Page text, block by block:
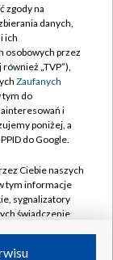
zgody na
danych,
ich
osobowych przez
„TVP”),
Zaufanych
tym do
i
poniżej, a
do Google.
Ciebie naszych
tym informacje
sygnalizatory
świadczenie